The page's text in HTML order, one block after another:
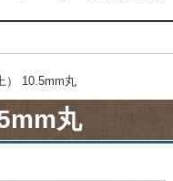
） 10.5mm丸
丸